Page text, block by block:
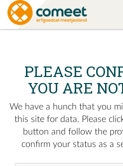
PLEASE
YOU ARE
We have a hunch that you
this site for data. Please
button and follow the
confirm your status as a